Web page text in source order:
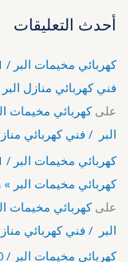
أحدث التعليقات
فني كهربائي منازل
على
البر / فني كهربائي
كهربائي مخيمات البر » رقم فني
على
البر / فني كهربائي